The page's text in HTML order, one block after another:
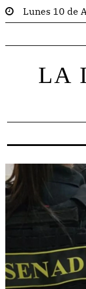
Lunes 10 de
LA